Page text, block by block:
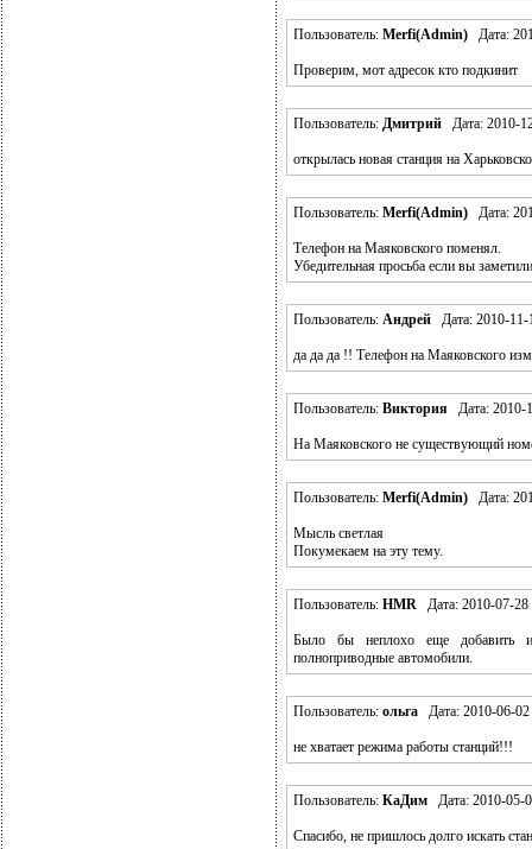
Пользователь: Merfi(Admin) Дата:
Проверим, мот адресок кто подкинит
Пользователь: Дмитрий Дата: 2010-
открылась новая станция на
Пользователь: Merfi(Admin) Дата:
Телефон на Маяковского поменял.
Убедительная просьба если вы
Пользователь: Андрей Дата: 2010-11-
да да да !! Телефон на Маяковского
Пользователь: Виктория Дата: 2010-
На Маяковского не существующий
Пользователь: Merfi(Admin) Дата:
Мысль светлая
Покумекаем на эту тему.
Пользователь: HMR Дата: 2010-07-28
Было бы неплохо еще добавить
полноприводные автомобили.
Пользователь: ольга Дата: 2010-06-
не хватает режима работы станций!!!
Пользователь: КаДим Дата: 2010-05-
Спасибо, не пришлось долго искать